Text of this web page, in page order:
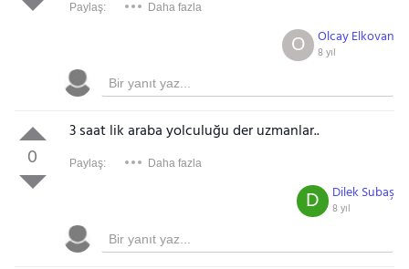
Paylaş: Daha fazla
Olcay Elkovan
8 yıl
O
0
3 saat lik araba yolculuğu der uzmanlar..
Paylaş: Daha fazla
Dilek Subaş
8 yıl
D